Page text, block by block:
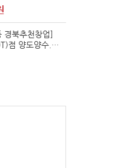
경북추천창업]
점 양도양수.